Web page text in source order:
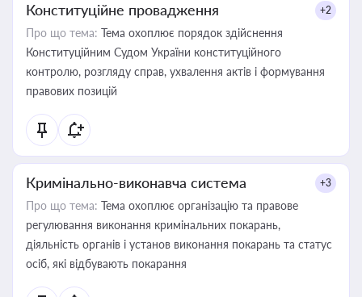
Конституційне провадження +2
Про що тема: Тема охоплює порядок здійснення
Конституційним Судом України конституційного
контролю, розгляду справ, ухвалення актів і формування
правових позицій
Кримінально-виконавча система +3
Про що тема: Тема охоплює організацію та правове
регулювання виконання кримінальних покарань,
діяльність органів і установ виконання покарань та статус
осіб, які відбувають покарання